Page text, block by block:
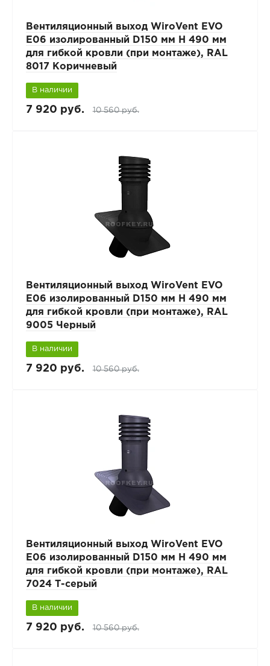
Вентиляционный выход WiroVent EVO
E06 изолированный D150 мм Н 490 мм
для гибкой кровли (при монтаже), RAL
8017 Коричневый
В наличии
7 920 руб. 10 560 руб.
Вентиляционный выход WiroVent EVO
E06 изолированный D150 мм Н 490 мм
для гибкой кровли (при монтаже), RAL
9005 Черный
В наличии
7 920 руб. 10 560 руб.
Вентиляционный выход WiroVent EVO
E06 изолированный D150 мм Н 490 мм
для гибкой кровли (при монтаже), RAL
7024 Т-серый
В наличии
7 920 руб. 10 560 руб.